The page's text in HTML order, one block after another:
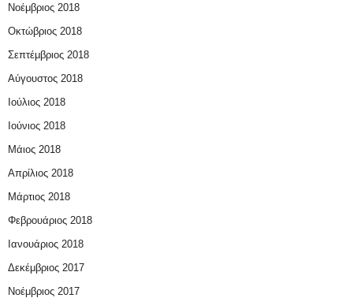
Νοέμβριος 2018
Οκτώβριος 2018
Σεπτέμβριος 2018
Αύγουστος 2018
Ιούλιος 2018
Ιούνιος 2018
Μάιος 2018
Απρίλιος 2018
Μάρτιος 2018
Φεβρουάριος 2018
Ιανουάριος 2018
Δεκέμβριος 2017
Νοέμβριος 2017